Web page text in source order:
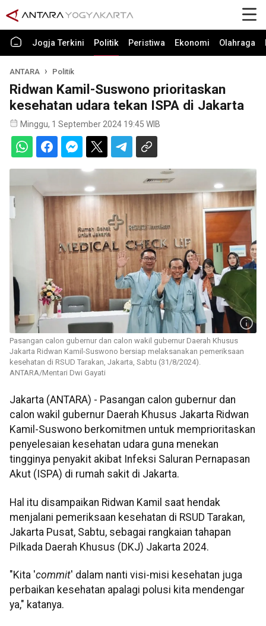
Jogja Terkini Politik Peristiwa Ekonomi Olahraga
ANTARA Politik
Ridwan Kamil-Suswono prioritaskan
kesehatan udara tekan ISPA di Jakarta
Minggu, 1 September 2024 19:45 WIB
Pasangan calon gubernur dan calon wakil gubernur Daerah Khusus
Jakarta Ridwan Kamil-Suswono bersiap melaksanakan pemeriksaan
kesehatan di RSUD Tarakan, Jakarta, Sabtu (31/8/2024).
ANTARA/Mentari Dwi Gayati
Jakarta (ANTARA) - Pasangan calon gubernur dan
calon wakil gubernur Daerah Khusus Jakarta Ridwan
Kamil-Suswono berkomitmen untuk memprioritaskan
penyelesaian kesehatan udara guna menekan
tingginya penyakit akibat Infeksi Saluran Pernapasan
Akut (ISPA) di rumah sakit di Jakarta.
Hal itu disampaikan Ridwan Kamil saat hendak
menjalani pemeriksaan kesehatan di RSUD Tarakan,
Jakarta Pusat, Sabtu, sebagai rangkaian tahapan
Pilkada Daerah Khusus (DKJ) Jakarta 2024.
"Kita 'commit' dalam nanti visi-misi kesehatan juga
perbaikan kesehatan apalagi polusi kita mendengar
ya," katanya.